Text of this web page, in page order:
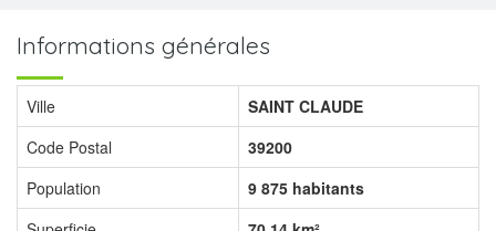
Informations générales
Ville
SAINT CLAUDE
Code Postal
39200
Population
9 875 habitants